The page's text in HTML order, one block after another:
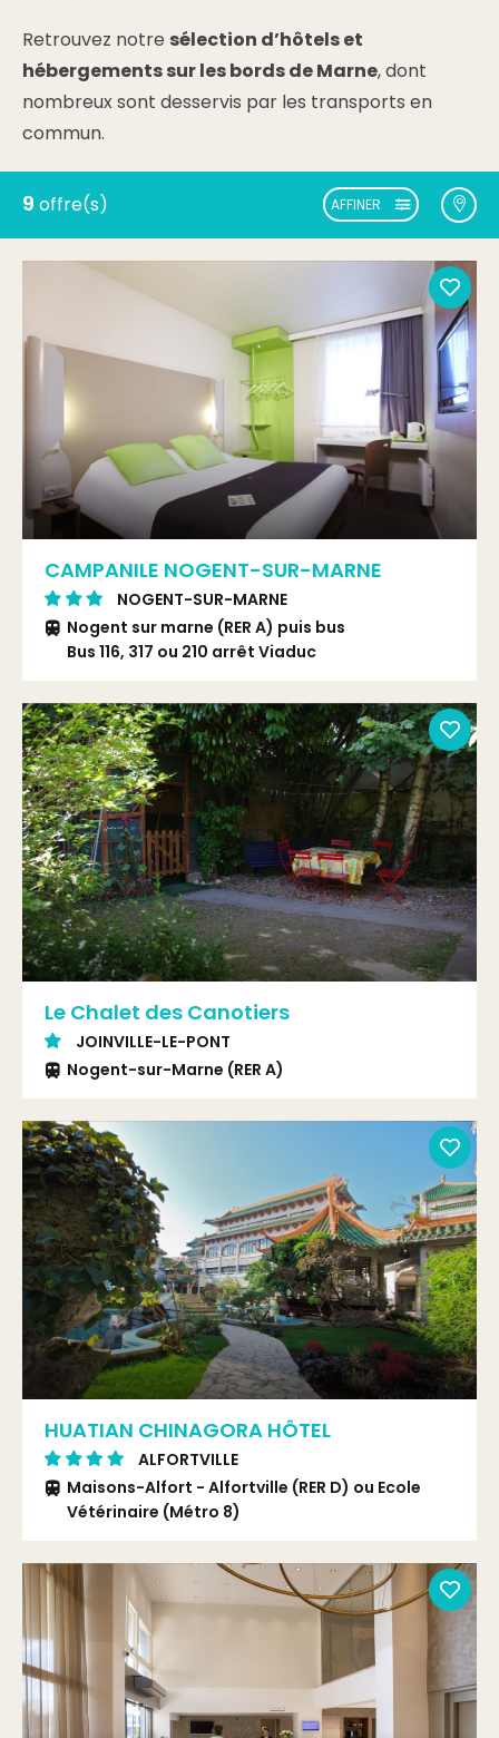
Retrouvez notre sélection d’hôtels et
hébergements sur les bords de Marne, dont
nombreux sont desservis par les transports en
commun.
9 offre(s) AFFINER
CAMPANILE NOGENT-SUR-MARNE
NOGENT-SUR-MARNE
Nogent sur marne (RER A) puis bus
Bus 116, 317 ou 210 arrêt Viaduc
Le Chalet des Canotiers
JOINVILLE-LE-PONT
Nogent-sur-Marne (RER A)
HUATIAN CHINAGORA HÔTEL
ALFORTVILLE
Maisons-Alfort - Alfortville (RER D) ou Ecole
Vétérinaire (Métro 8)